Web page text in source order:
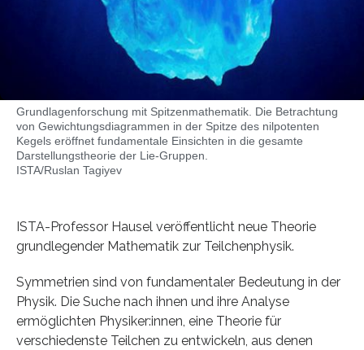
Grundlagenforschung mit Spitzenmathematik. Die Betrachtung
von Gewichtungsdiagrammen in der Spitze des nilpotenten
Kegels eröffnet fundamentale Einsichten in die gesamte
Darstellungstheorie der Lie-Gruppen.
ISTA/Ruslan Tagiyev
ISTA-Professor Hausel veröffentlicht neue Theorie
grundlegender Mathematik zur Teilchenphysik.
Symmetrien sind von fundamentaler Bedeutung in der
Physik. Die Suche nach ihnen und ihre Analyse
ermöglichten Physiker:innen, eine Theorie für
verschiedenste Teilchen zu entwickeln, aus denen